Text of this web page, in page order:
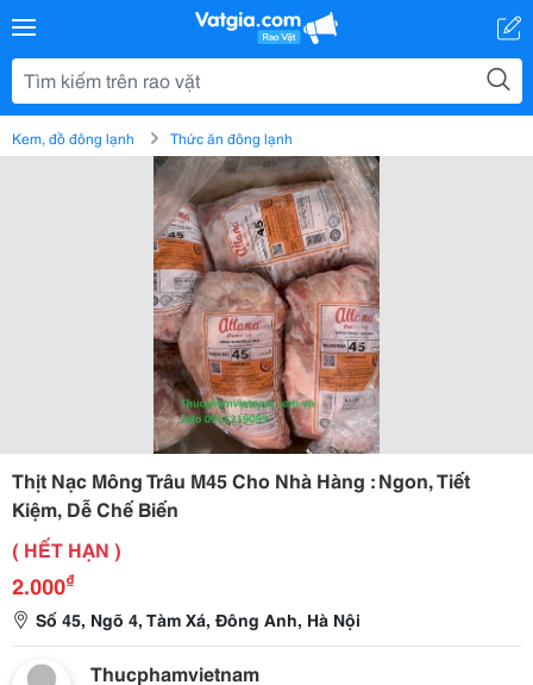
Kem, đồ đông lạnh Thức ăn đông lạnh
Thịt Nạc Mông Trâu M45 Cho Nhà Hàng : Ngon, Tiết
Kiệm, Dễ Chế Biến
( HẾT HẠN )
2.000₫
Số 45, Ngõ 4, Tàm Xá, Đông Anh, Hà Nội
Thucphamvietnam